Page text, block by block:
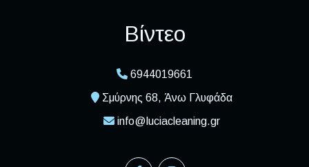
Βίντεο
6944019661
Σμύρνης 68, Άνω Γλυφάδα
info@luciacleaning.gr